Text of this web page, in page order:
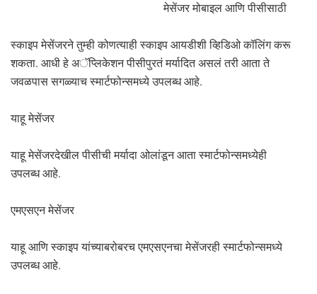
मेसेंजर मोबाइल आणि पीसीसाठी
स्काइप मेसेंजरने तुम्ही कोणत्याही स्काइप आयडीशी व्हिडिओ कॉलिंग करू
शकता. आधी हे अॅप्लिकेशन पीसीपुरतं मर्यादित असलं तरी आता ते
जवळपास सगळ्याच स्मार्टफोन्समध्ये उपलब्ध आहे.
याहू मेसेंजर
याहू मेसेंजरदेखील पीसीची मर्यादा ओलांडून आता स्मार्टफोन्समध्येही
उपलब्ध आहे.
एमएसएन मेसेंजर
याहू आणि स्काइप यांच्याबरोबरच एमएसएनचा मेसेंजरही स्मार्टफोन्समध्ये
उपलब्ध आहे.